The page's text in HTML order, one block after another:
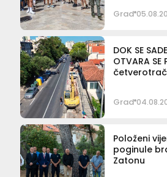
Grad
DOK SE
OTVARA SE
Grad
Položeni
poginule
Zatonu